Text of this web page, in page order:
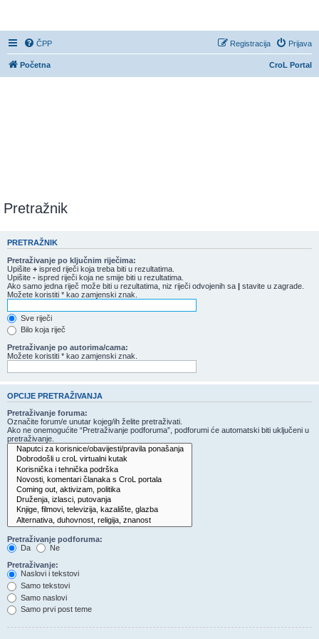
ČPP Prijava
Registracija
CroL Portal
Početna
Pretražnik
PRETRAŽNIK
Pretraživanje po ključnim riječima:
Upišite + ispred riječi koja treba biti u rezultatima.
Upišite - ispred riječi koja ne smije biti u rezultatima.
Ako samo jedna riječ može biti u rezultatima, niz riječi odvojenih sa | stavite u zagrade.
Možete koristiti * kao zamjenski znak.
Sve riječi
Bilo koja riječ
Pretraživanje po autorima/cama:
Možete koristiti * kao zamjenski znak.
OPCIJE PRETRAŽIVANJA
Pretraživanje foruma:
Označite forum/e unutar kojeg/ih želite pretraživati.
Ako ne onemogućite “Pretraživanje podforuma”, podforumi će automatski biti uključeni u
pretraživanje.
Pretraživanje podforuma:
Da
Ne
Pretraživanje:
Naslovi i tekstovi
Samo tekstovi
Samo naslovi
Samo prvi post teme